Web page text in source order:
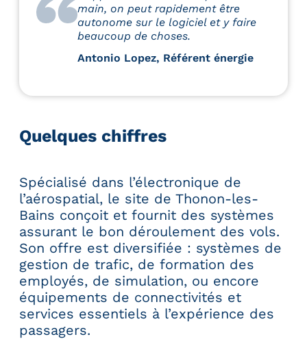
main, on peut rapidement être
autonome sur le logiciel et y faire
beaucoup de choses.
Antonio Lopez, Référent énergie
Quelques chiffres
Spécialisé dans l’électronique de
l’aérospatial, le site de Thonon-les-
Bains conçoit et fournit des systèmes
assurant le bon déroulement des vols.
Son offre est diversifiée : systèmes de
gestion de trafic, de formation des
employés, de simulation, ou encore
équipements de connectivités et
services essentiels à l’expérience des
passagers.